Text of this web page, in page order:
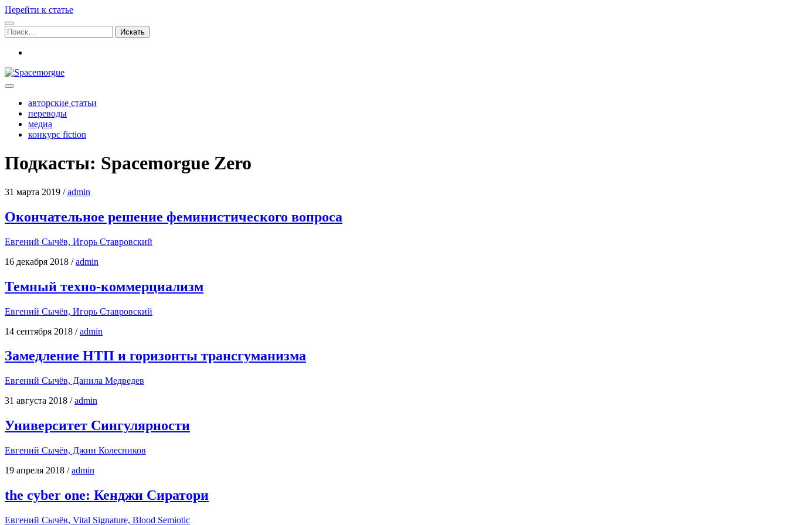
Перейти к статье
Поиск:
Spacemorgue
авторские статьи
переводы
медиа
конкурс fiction
Подкасты: Spacemorgue Zero
31 марта 2019 /admin
Окончательное решение феминистического вопроса
Евге­ний Сычёв, Игорь Ставровский
16 декабря 2018 /admin
Темный техно-коммерциализм
Евге­ний Сычёв, Игорь Ставровский
14 сентября 2018 /admin
Замедление НТП и горизонты трансгуманизма
Евге­ний Сычёв, Дани­ла Медведев
31 августа 2018 /admin
Университет Сингулярности
Евге­ний Сычёв, Джин Колесников
19 апреля 2018 /admin
the cyber one: Кенджи Сиратори
Евге­ний Сычёв, Vital Signature, Blood Semiotic